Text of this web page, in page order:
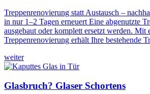
Treppenrenovierung statt Austausch –
in nur 1–2 Tagen erneuert Eine abgenutzte
ausgebaut oder komplett ersetzt werden. Mit
Treppenrenovierung erhält Ihre bestehende
weiter
Glasbruch? Glaser Schortens